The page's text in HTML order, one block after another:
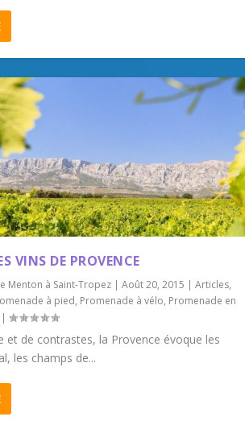
VINS DE PROVENCE
Menton à Saint-Tropez |Août 20, 2015 |Articles,
à pied, Promenade à vélo, Promenade en
|
et de contrastes, la Provence évoque les
les champs de...